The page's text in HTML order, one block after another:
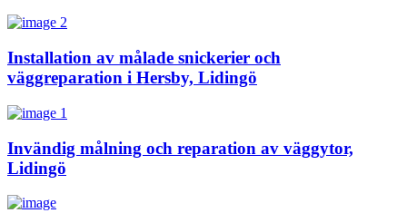
Installation av målade snickerier och
väggreparation i Hersby, Lidingö
Invändig målning och reparation av väggytor,
Lidingö